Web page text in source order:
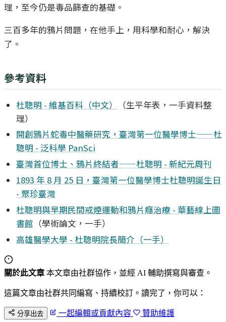
理，至今仍是毒品篩查的基礎。
三百多年的鴉片問題，在他手上，用科學和耐心，解決
了。
參考資料
杜聰明 - 維基百科（中文）
（生平年表，一手資料整
理）
開創鴉片蛇毒中醫藥研究，臺灣第一位醫學博士——杜
聰明 - 泛科學 PanSci
臺灣首位博士、鴉片終結者——杜聰明 - 新紀元周刊
1893 年 8 月 25 日，臺灣第一位醫學博士杜聰明誕生日
- 聚珍臺灣
杜聰明與早期民間戒煙運動和鴉片癮治療 - 華藝線上圖
書館 （學術論文，一手）
高雄醫學大學 - 杜聰明院長簡介（一手）
關於此文章 本文章由社群協作，並經 AI 輔助撰寫與審查。
這篇文章由社群共同編寫、持續校訂。讀完了，你可以：
分享出去 一起編輯或貢獻內容 贊助維護